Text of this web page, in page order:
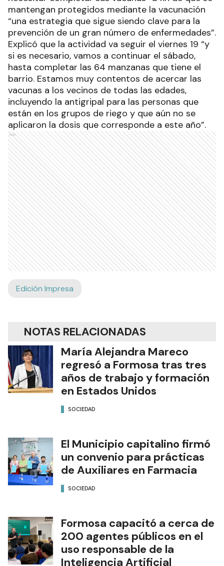
mantengan protegidos mediante la vacunación
“una estrategia que sigue siendo clave para la
prevención de un gran número de enfermedades”.
Explicó que la actividad va seguir el viernes 19 “y
si es necesario, vamos a continuar el sábado,
hasta completar las 64 manzanas que tiene el
barrio. Estamos muy contentos de acercar las
vacunas a los vecinos de todas las edades,
incluyendo la antigripal para las personas que
están en los grupos de riego y que aún no se
aplicaron la dosis que corresponde a este año”.
Ads
Edición Impresa
NOTAS RELACIONADAS
María Alejandra Mareco
regresó a Formosa tras tres
años de trabajo y formación
en Estados Unidos
SOCIEDAD
El Municipio capitalino firmó
un convenio para prácticas
de Auxiliares en Farmacia
SOCIEDAD
Formosa capacitó a cerca de
200 agentes públicos en el
uso responsable de la
Inteligencia Artificial